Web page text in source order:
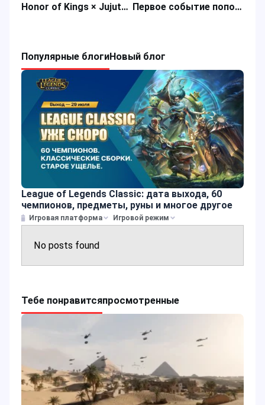
Honor of Kings × Jujutsu Kaisen: новое сотрудничество стартует в сентябре 2025 года Первое событие пополнения для игровых наград MLBB и максимальных алмазов в сентябре 2025 года
Популярные блогиНовый блог
League of Legends Classic: дата выхода, 60
чемпионов, предметы, руны и многое другое
Игровая платформа Игровой режим
No posts found
Тебе понравитсяпросмотренные